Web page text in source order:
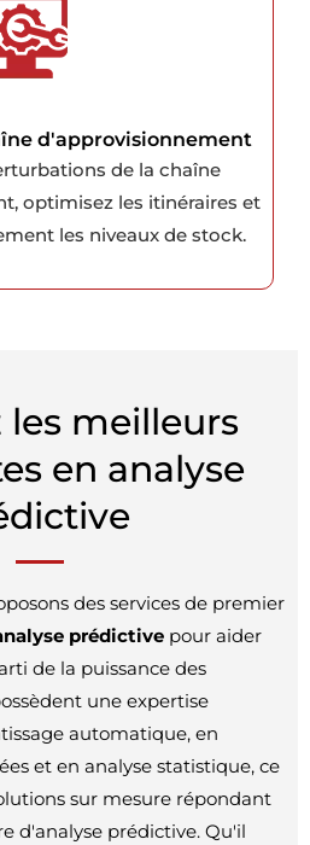
d'approvisionnement
de la chaîne
optimisez les itinéraires et
les niveaux de stock.
les meilleurs
en analyse
des services de premier
prédictive pour aider
de la puissance des
une expertise
automatique, en
et en analyse statistique, ce
sur mesure répondant
d'analyse prédictive. Qu'il